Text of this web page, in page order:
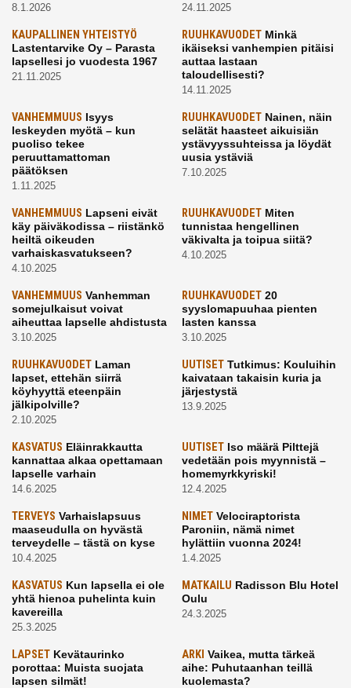
8.1.2026 24.11.2025
KAUPALLINEN YHTEISTYÖ
Lastentarvike Oy – Parasta
lapsellesi jo vuodesta 1967
21.11.2025
RUUHKAVUODETMinkä
ikäiseksi vanhempien pitäisi
auttaa lastaan
taloudellisesti?
14.11.2025
VANHEMMUUS Isyys
leskeyden myötä – kun
puoliso tekee
peruuttamattoman
päätöksen
1.11.2025
RUUHKAVUODETNainen, näin
selätät haasteet aikuisiän
ystävyyssuhteissa ja löydät
uusia ystäviä
7.10.2025
VANHEMMUUS Lapseni eivät
käy päiväkodissa – riistänkö
heiltä oikeuden
varhaiskasvatukseen?
4.10.2025
RUUHKAVUODETMiten
tunnistaa hengellinen
väkivalta ja toipua siitä?
4.10.2025
VANHEMMUUS Vanhemman
somejulkaisut voivat
aiheuttaa lapselle ahdistusta
3.10.2025
RUUHKAVUODET20
syyslomapuuhaa pienten
lasten kanssa
3.10.2025
RUUHKAVUODET Laman
lapset, ettehän siirrä
köyhyyttä eteenpäin
jälkipolville?
2.10.2025
UUTISETTutkimus: Kouluihin
kaivataan takaisin kuria ja
järjestystä
13.9.2025
KASVATUS Eläinrakkautta
kannattaa alkaa opettamaan
lapselle varhain
14.6.2025
UUTISETIso määrä Pilttejä
vedetään pois myynnistä –
homemyrkkyriski!
12.4.2025
TERVEYS Varhaislapsuus
maaseudulla on hyvästä
terveydelle – tästä on kyse
10.4.2025
NIMETVelociraptorista
Paroniin, nämä nimet
hylättiin vuonna 2024!
1.4.2025
KASVATUS Kun lapsella ei ole
yhtä hienoa puhelinta kuin
kavereilla
25.3.2025
MATKAILU Radisson Blu Hotel
Oulu
24.3.2025
LAPSET Kevätaurinko
porottaa: Muista suojata
lapsen silmät!
ARKI Vaikea, mutta tärkeä
aihe: Puhutaanhan teillä
kuolemasta?